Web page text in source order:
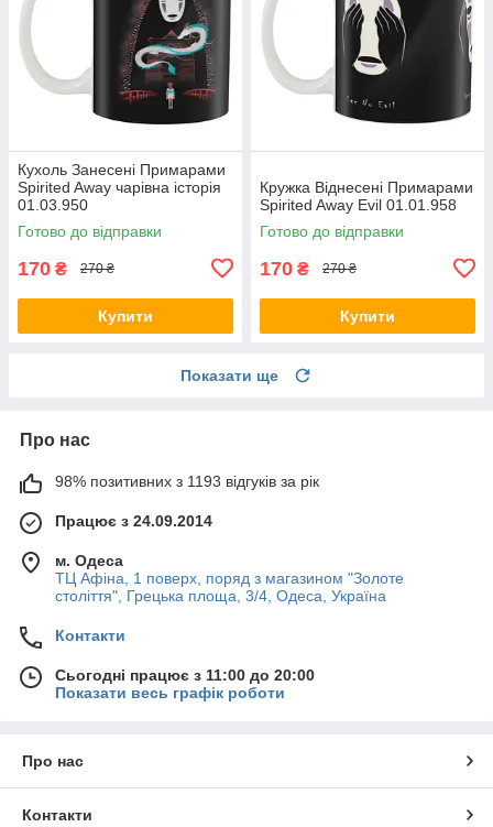
Кухоль Занесені Примарами
Spirited Away чарівна історія
01.03.950
Готово до відправки
170 ₴ 270 ₴
Купити
Кружка Віднесені Примарами
Spirited Away Evil 01.01.958
Готово до відправки
170 ₴ 270 ₴
Купити
Показати ще
Про нас
98% позитивних з 1193 відгуків за рік
Працює з 24.09.2014
м. Одеса
ТЦ Афіна, 1 поверх, поряд з магазином "Золоте
століття", Грецька площа, 3/4, Одеса, Україна
Контакти
Сьогодні працює з 11:00 до 20:00
Показати весь графік роботи
Про нас
Контакти